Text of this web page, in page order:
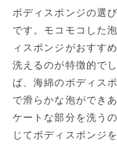
ボディスポンジの選
です。モコモコした
ィスポンジがおすす
洗えるのが特徴的で
ば、海綿のボディス
で滑らかな泡ができ
ケートな部分を洗う
じてボディスポンジ